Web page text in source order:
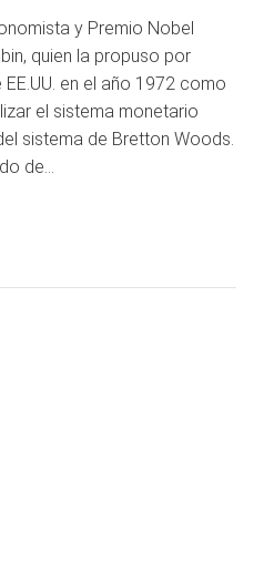
y Premio Nobel
quien la propuso por
en el año 1972 como
el sistema monetario
sistema de Bretton Woods.
de...